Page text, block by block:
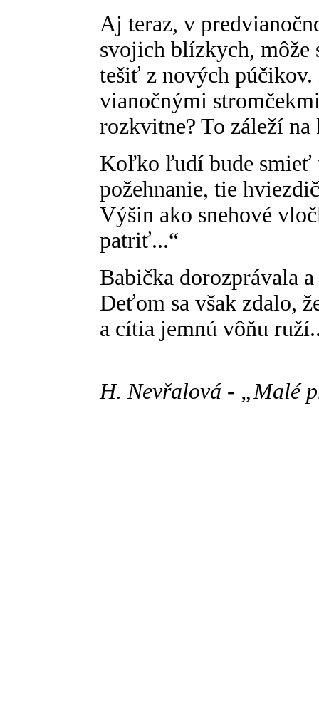
Aj teraz, v
svojich blízkych, môže
tešiť z nových púčikov.
vianočnými
rozkvitne? To záleží na
Koľko ľudí bude smieť
požehnanie, tie
Výšin ako snehové
patriť...“
Babička dorozprávala
Deťom sa však zdalo,
a cítia jemnú vôňu
H. Nevřalová - „Malé